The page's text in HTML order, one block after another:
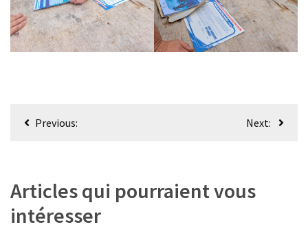
Navigation
Previous: Next:
Articles qui pourraient vous
intéresser